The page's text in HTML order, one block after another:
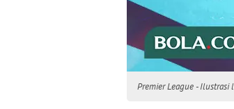
Premier League - Ilustrasi